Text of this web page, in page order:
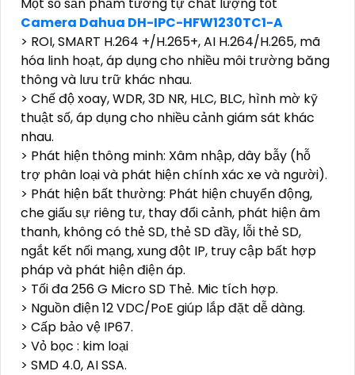
Camera Dahua DH-IPC-HFW1230TC1-A
> ROI, SMART H.264 +/H.265+, AI H.264/H.265, mã
hóa linh hoạt, áp dụng cho nhiều môi trường băng
thông và lưu trữ khác nhau.
> Chế độ xoay, WDR, 3D NR, HLC, BLC, hình mờ kỹ
thuật số, áp dụng cho nhiều cảnh giám sát khác
nhau.
> Phát hiện thông minh: Xâm nhập, dây bẫy (hỗ
trợ phân loại và phát hiện chính xác xe và người).
> Phát hiện bất thường: Phát hiện chuyển động,
che giấu sự riêng tư, thay đổi cảnh, phát hiện âm
thanh, không có thẻ SD, thẻ SD đầy, lỗi thẻ SD,
ngắt kết nối mạng, xung đột IP, truy cập bất hợp
pháp và phát hiện điện áp.
> Tối đa 256 G Micro SD Thẻ. Mic tích hợp.
> Nguồn điện 12 VDC/PoE giúp lắp đặt dễ dàng.
> Cấp bảo vệ IP67.
> Vỏ bọc : kim loại
> SMD 4.0, AI SSA.